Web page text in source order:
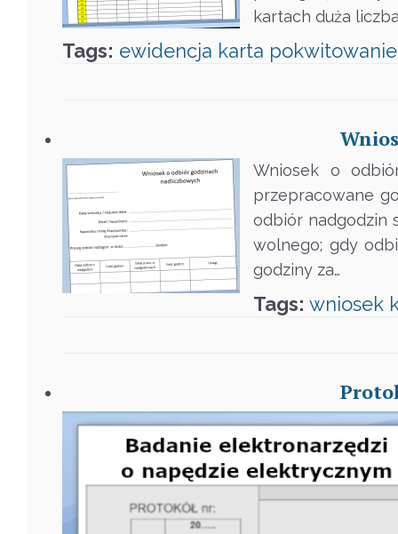
kartach duża
Tags: ewidencja karta pokwitowanie
Wniosek o
przepracowane
odbiór nadgodzin
wolnego; gdy
godziny za…
Tags: wniosek